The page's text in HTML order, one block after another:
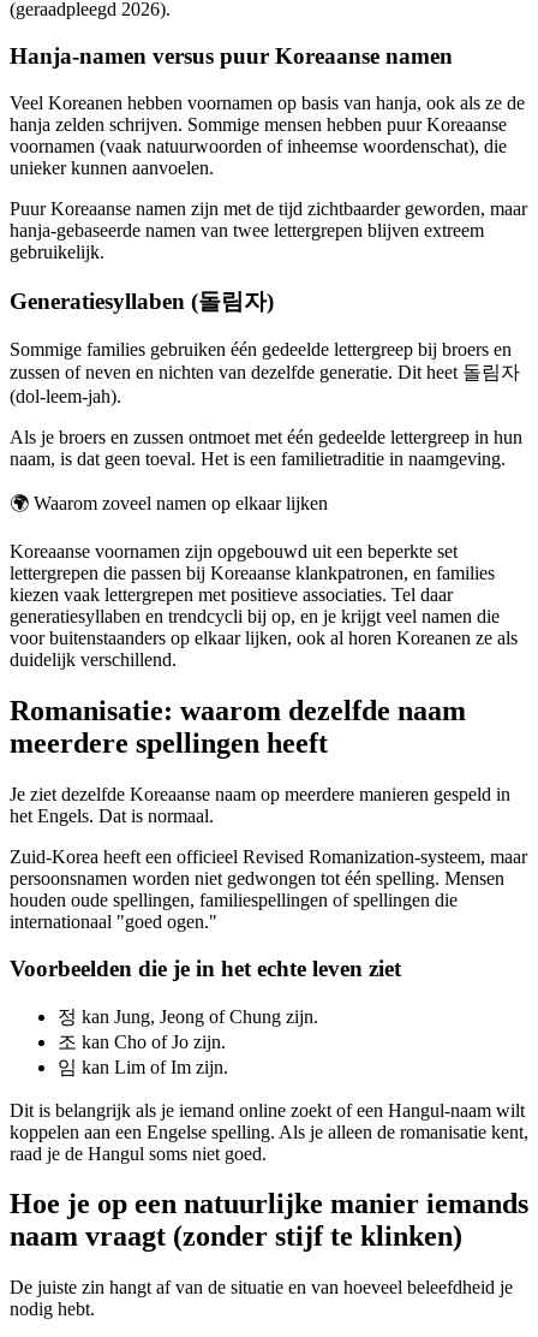
(geraadpleegd 2026).
Hanja-namen versus puur Koreaanse namen
Veel Koreanen hebben voornamen op basis van hanja, ook als ze de
hanja zelden schrijven. Sommige mensen hebben puur Koreaanse
voornamen (vaak natuurwoorden of inheemse woordenschat), die
unieker kunnen aanvoelen.
Puur Koreaanse namen zijn met de tijd zichtbaarder geworden, maar
hanja-gebaseerde namen van twee lettergrepen blijven extreem
gebruikelijk.
Generatiesyllaben (돌림자)
Sommige families gebruiken één gedeelde lettergreep bij broers en
zussen of neven en nichten van dezelfde generatie. Dit heet 돌림자
(dol-leem-jah).
Als je broers en zussen ontmoet met één gedeelde lettergreep in hun
naam, is dat geen toeval. Het is een familietraditie in naamgeving.
🌍 Waarom zoveel namen op elkaar lijken
Koreaanse voornamen zijn opgebouwd uit een beperkte set
lettergrepen die passen bij Koreaanse klankpatronen, en families
kiezen vaak lettergrepen met positieve associaties. Tel daar
generatiesyllaben en trendcycli bij op, en je krijgt veel namen die
voor buitenstaanders op elkaar lijken, ook al horen Koreanen ze als
duidelijk verschillend.
Romanisatie: waarom dezelfde naam
meerdere spellingen heeft
Je ziet dezelfde Koreaanse naam op meerdere manieren gespeld in
het Engels. Dat is normaal.
Zuid-Korea heeft een officieel Revised Romanization-systeem, maar
persoonsnamen worden niet gedwongen tot één spelling. Mensen
houden oude spellingen, familiespellingen of spellingen die
internationaal "goed ogen."
Voorbeelden die je in het echte leven ziet
정 kan Jung, Jeong of Chung zijn.
조 kan Cho of Jo zijn.
임 kan Lim of Im zijn.
Dit is belangrijk als je iemand online zoekt of een Hangul-naam wilt
koppelen aan een Engelse spelling. Als je alleen de romanisatie kent,
raad je de Hangul soms niet goed.
Hoe je op een natuurlijke manier iemands
naam vraagt (zonder stijf te klinken)
De juiste zin hangt af van de situatie en van hoeveel beleefdheid je
nodig hebt.